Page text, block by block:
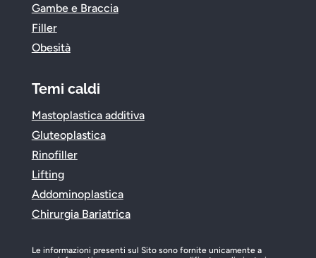
Gambe e Braccia
Filler
Obesità
Temi caldi
Mastoplastica additiva
Gluteoplastica
Rinofiller
Lifting
Addominoplastica
Chirurgia Bariatrica
Le informazioni presenti sul Sito sono fornite unicamente a